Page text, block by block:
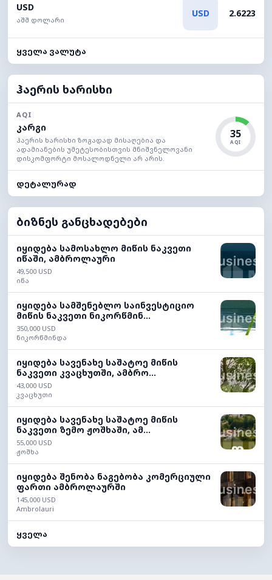
USD
აშშ დოლარი
USD 2.6223
ყველა ვალუტა
ჰაერის ხარისხი
AQI
კარგი
ჰაერის ხარისხი ზოგადად მისაღებია და
ადამიანების უმეტესობისთვის მნიშვნელოვანი
დისკომფორტი მოსალოდნელი არ არის.
35
AQI
დეტალურად
ბიზნეს განცხადებები
იყიდება სამოსახლო მიწის ნაკვეთი
იწაში, ამბროლაური
49,500 USD
იწა
იყიდება სამშენებლო საინვესტიციო
მიწის ნაკვეთი ნიკორწმინ...
350,000 USD
ნიკორწმინდა
იყიდება სავენახე საშატოე მიწის
ნაკვეთი კვაცხუთში, ამბრო...
43,000 USD
კვაცხუთი
იყიდება სავენახე საშატოე მიწის
ნაკვეთი ზემო ჟოშხაში, ამ...
55,000 USD
ჟოშხა
იყიდება შენობა ნაგებობა კომერციული
ფართი ამბროლაურში
145,000 USD
Ambrolauri
ყველა